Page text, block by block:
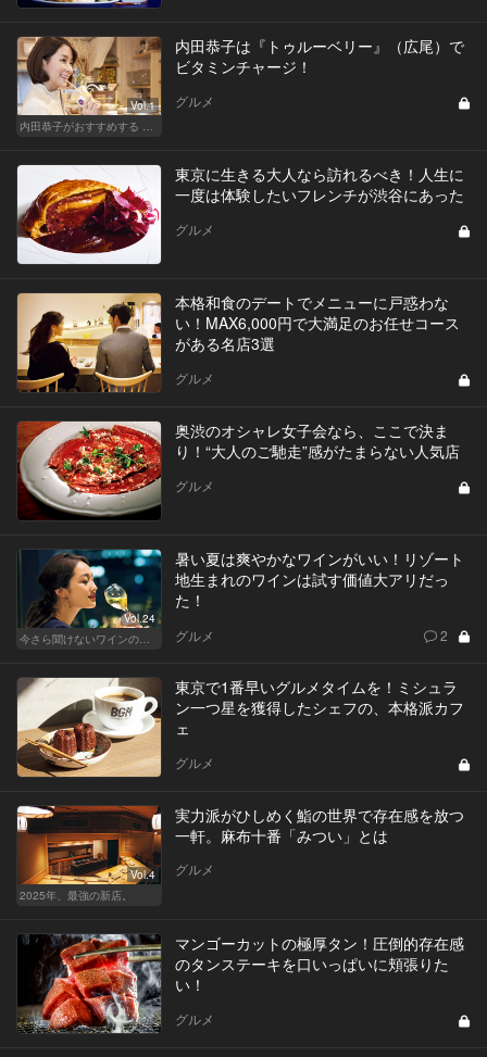
Vol.1
内田恭子がおすすめする 「秘密の広尾」
内田恭子は『トゥルーベリー』（広尾）で
ビタミンチャージ！
グルメ
東京に生きる大人なら訪れるべき！人生に
一度は体験したいフレンチが渋谷にあった
グルメ
本格和食のデートでメニューに戸惑わな
い！MAX6,000円で大満足のお任せコース
がある名店3選
グルメ
奥渋のオシャレ女子会なら、ここで決ま
り！“大人のご馳走”感がたまらない人気店
グルメ
Vol.24
今さら聞けないワインの基礎知識
暑い夏は爽やかなワインがいい！リゾート
地生まれのワインは試す価値大アリだっ
た！
グルメ 2
東京で1番早いグルメタイムを！ミシュラ
ン一つ星を獲得したシェフの、本格派カフ
ェ
グルメ
Vol.4
2025年、最強の新店。
実力派がひしめく鮨の世界で存在感を放つ
一軒。麻布十番「みつい」とは
グルメ
マンゴーカットの極厚タン！圧倒的存在感
のタンステーキを口いっぱいに頬張りた
い！
グルメ